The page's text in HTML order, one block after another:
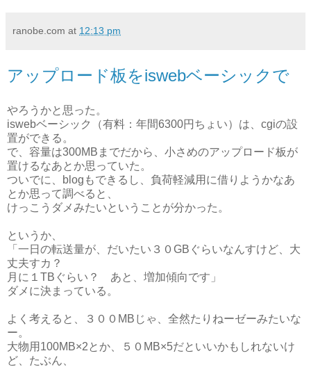
ranobe.com at 12:13 pm
アップロード板をiswebベーシックで
やろうかと思った。
iswebベーシック（有料：年間6300円ちょい）は、cgiの設
置ができる。
で、容量は300MBまでだから、小さめのアップロード板が
置けるなあとか思っていた。
ついでに、blogもできるし、負荷軽減用に借りようかなあ
とか思って調べると、
けっこうダメみたいということが分かった。
というか、
「一日の転送量が、だいたい３０GBぐらいなんすけど、大
丈夫すカ？
月に１TBぐらい？ あと、増加傾向です」
ダメに決まっている。
よく考えると、３００MBじゃ、全然たりねーゼーみたいな
ー。
大物用100MB×2とか、５０MB×5だといいかもしれないけ
ど、たぶん、